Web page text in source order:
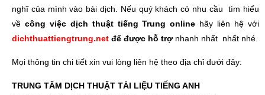
nghĩ của mình vào bài dịch. Nếu quý khách có nhu cầu tìm hiểu
về công việc dịch thuật tiếng Trung online hãy liên hệ với
dichthuattiengtrung.net để được hỗ trợ nhanh nhất nhất nhé.
Mọi thông tin chi tiết xin vui lòng liên hệ theo địa chỉ dưới đây:
TRUNG TÂM DỊCH THUẬT TÀI LIỆU TIẾNG ANH